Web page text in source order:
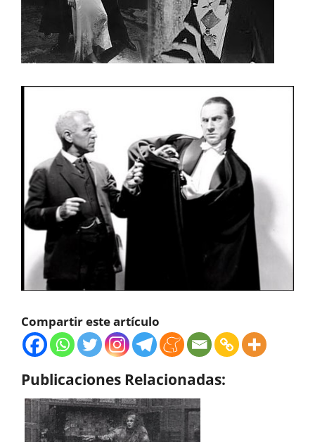
Compartir este artículo
Publicaciones Relacionadas: